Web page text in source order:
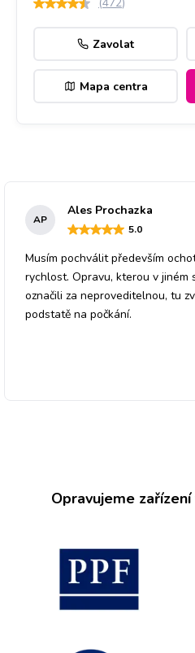
Zavolat
Mapa centra
AP
Ales Prochazka
5.0
Musím pochválit především
rychlost. Opravu, kterou v jiném
označili za neproveditelnou, tu
podstatě na počkání.
Opravujeme